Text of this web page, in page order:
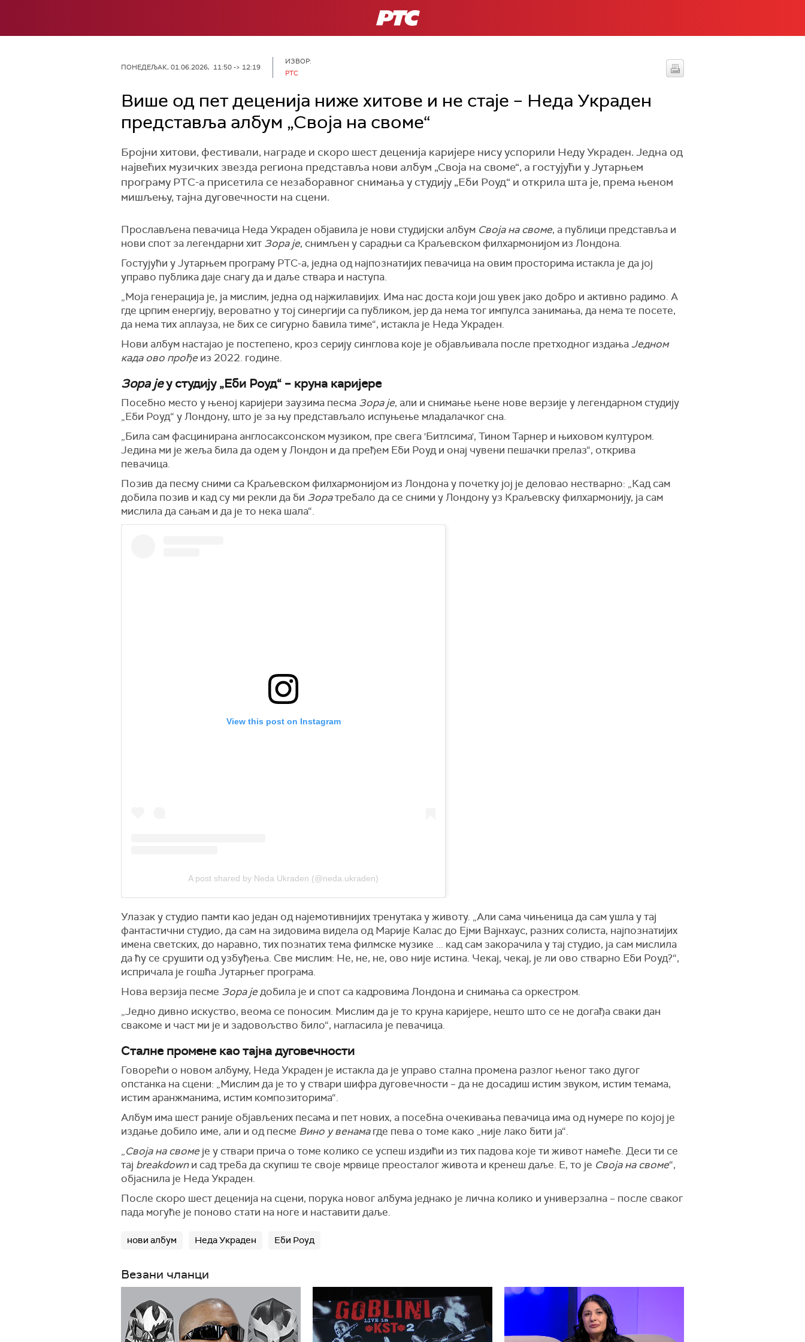
РТС
ПОНЕДЕЉАК, 01.06.2026, 11:50 -> 12:19
ИЗВОР:
РТС
Више од пет деценија ниже хитове и не стаје – Неда Украден
представља албум „Своја на своме“
Бројни хитови, фестивали, награде и скоро шест деценија каријере нису успорили Неду Украден. Једна од
највећих музичких звезда региона представља нови албум „Своја на своме“, а гостујући у Јутарњем
програму РТС-а присетила се незаборавног снимања у студију „Еби Роуд“ и открила шта је, према њеном
мишљењу, тајна дуговечности на сцени.
Прослављена певачица Неда Украден објавила је нови студијски албум Своја на своме, а публици представља и
нови спот за легендарни хит Зора је, снимљен у сарадњи са Краљевском филхармонијом из Лондона.
Гостујући у Јутарњем програму РТС-а, једна од најпознатијих певачица на овим просторима истакла је да јој
управо публика даје снагу да и даље ствара и наступа.
„Моја генерација је, ја мислим, једна од најжилавијих. Има нас доста који још увек јако добро и активно радимо. А
где црпим енергију, вероватно у тој синергији са публиком, јер да нема тог импулса занимања, да нема те посете,
да нема тих аплауза, не бих се сигурно бавила тиме“, истакла је Неда Украден.
Нови албум настајао је постепено, кроз серију синглова које је објављивала после претходног издања Једном
када ово прођеиз 2022. године.
Зора јеу студију „Еби Роуд“ – круна каријере
Посебно место у њеној каријери заузима песма Зора је, али и снимање њене нове верзије у легендарном студију
„Еби Роуд“ у Лондону, што је за њу представљало испуњење младалачког сна.
„Била сам фасцинирана англосаксонском музиком, пре свега 'Битлсима', Тином Тарнер и њиховом културом.
Једина ми је жеља била да одем у Лондон и да пређем Еби Роуд и онај чувени пешачки прелаз“, открива
певачица.
Позив да песму сними са Краљевском филхармонијом из Лондона у почетку јој је деловао нестварно: „Кад сам
добила позив и кад су ми рекли да би Зоратребало да се сними у Лондону уз Краљевску филхармонију, ја сам
мислила да сањам и да је то нека шала“.
View this post on Instagram
A post shared by Neda Ukraden (@neda.ukraden)
Улазак у студио памти као један од најемотивнијих тренутака у животу. „Али сама чињеница да сам ушла у тај
фантастични студио, да сам на зидовима видела од Марије Калас до Ејми Вајнхаус, разних солиста, најпознатијих
имена светских, до наравно, тих познатих тема филмске музике ... кад сам закорачила у тај студио, ја сам мислила
да ћу се срушити од узбуђења. Све мислим: Не, не, не, ово није истина. Чекај, чекај, је ли ово стварно Еби Роуд?“,
испричала је гошћа Јутарњег програма.
Нова верзија песме Зора једобила је и спот са кадровима Лондона и снимања са оркестром.
„Једно дивно искуство, веома се поносим. Мислим да је то круна каријере, нешто што се не догађа сваки дан
свакоме и част ми је и задовољство било“, нагласила је певачица.
Сталне промене као тајна дуговечности
Говорећи о новом албуму, Неда Украден је истакла да је управо стална промена разлог њеног тако дугог
опстанка на сцени: „Мислим да је то у ствари шифра дуговечности – да не досадиш истим звуком, истим темама,
истим аранжманима, истим композиторима“.
Албум има шест раније објављених песама и пет нових, а посебна очекивања певачица има од нумере по којој је
издање добило име, али и од песме Вино у венамагде пева о томе како „није лако бити ја“.
„Своја на свомеје у ствари прича о томе колико се успеш издићи из тих падова које ти живот намеће. Деси ти се
тај breakdownи сад треба да скупиш те своје мрвице преосталог живота и кренеш даље. Е, то је Своја на своме“,
објаснила је Неда Украден.
После скоро шест деценија на сцени, порука новог албума једнако је лична колико и универзална – после сваког
пада могуће је поново стати на ноге и наставити даље.
нови албум Неда Украден Еби Роуд
Везани чланци